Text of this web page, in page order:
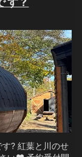
? 紅葉と川のせ